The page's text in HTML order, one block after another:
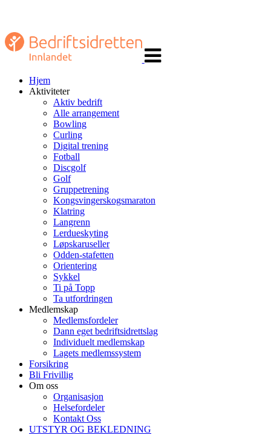
navigasjon
Hjem
Aktiviteter
Aktiv bedrift
Alle arrangement
Bowling
Curling
Digital trening
Fotball
Discgolf
Golf
Gruppetrening
Kongsvingerskogsmaraton
Klatring
Langrenn
Lerdueskyting
Løpskaruseller
Odden-stafetten
Orientering
Sykkel
Ti på Topp
Ta utfordringen
Medlemskap
Medlemsfordeler
Dann eget bedriftsidrettslag
Individuelt medlemskap
Lagets medlemssystem
Forsikring
Bli Frivillig
Om oss
Organisasjon
Helsefordeler
Kontakt Oss
UTSTYR OG BEKLEDNING